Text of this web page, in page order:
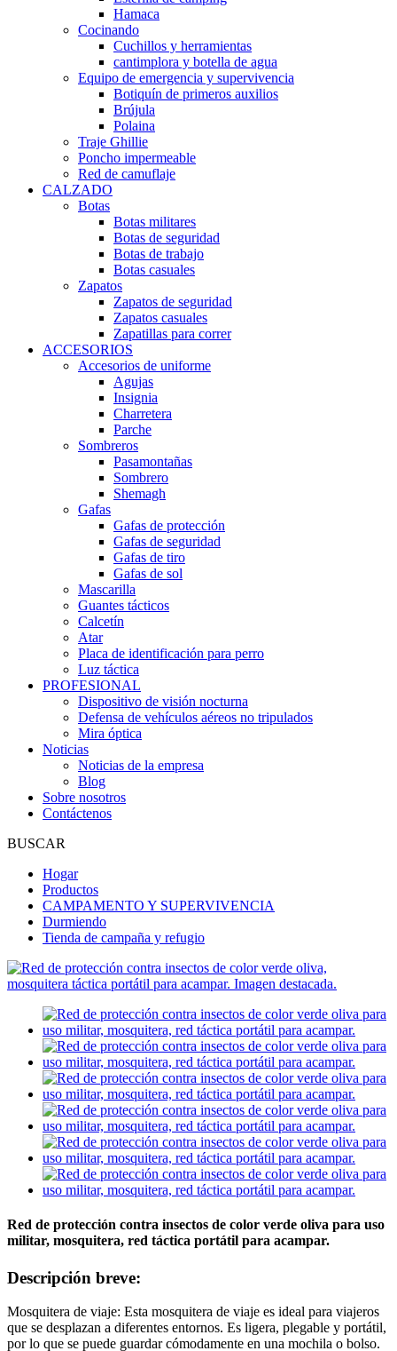
Hamaca
Cocinando
Cuchillos y herramientas
cantimplora y botella de agua
Equipo de emergencia y supervivencia
Botiquín de primeros auxilios
Brújula
Polaina
Traje Ghillie
Poncho impermeable
Red de camuflaje
CALZADO
Botas
Botas militares
Botas de seguridad
Botas de trabajo
Botas casuales
Zapatos
Zapatos de seguridad
Zapatos casuales
Zapatillas para correr
ACCESORIOS
Accesorios de uniforme
Agujas
Insignia
Charretera
Parche
Sombreros
Pasamontañas
Sombrero
Shemagh
Gafas
Gafas de protección
Gafas de seguridad
Gafas de tiro
Gafas de sol
Mascarilla
Guantes tácticos
Calcetín
Atar
Placa de identificación para perro
Luz táctica
PROFESIONAL
Dispositivo de visión nocturna
Defensa de vehículos aéreos no tripulados
Mira óptica
Noticias
Noticias de la empresa
Blog
Sobre nosotros
Contáctenos
BUSCAR
Hogar
Productos
CAMPAMENTO Y SUPERVIVENCIA
Durmiendo
Tienda de campaña y refugio
Red de protección contra insectos de color verde oliva para uso
militar, mosquitera, red táctica portátil para acampar.
Descripción breve:
Mosquitera de viaje: Esta mosquitera de viaje es ideal para viajeros
que se desplazan a diferentes entornos. Es ligera, plegable y portátil,
por lo que se puede guardar cómodamente en una mochila o bolso.